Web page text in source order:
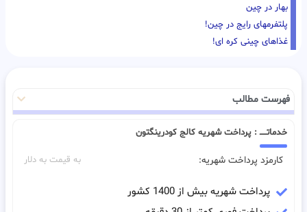
بهار در چین
پلتفرمهای رایج در چین!
غذاهای چینی کره ای!
فهرست مطالب
خدماتـــــ : پرداخت شهریه کالج کودرینگتون
کارمزد پرداخت شهریه: به قیمت به دلار
پرداخت شهریه بیش از 1400 کشور